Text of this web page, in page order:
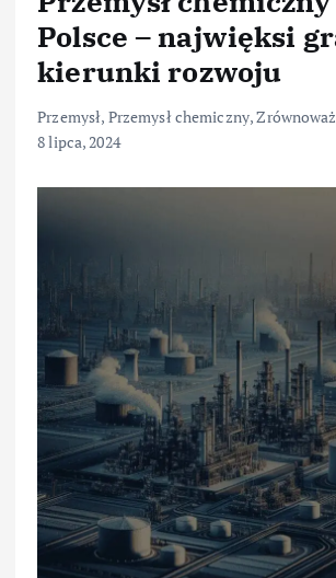
Polsce – najwięksi
kierunki rozwoju
Przemysł, Przemysł chemiczny,
8 lipca, 2024